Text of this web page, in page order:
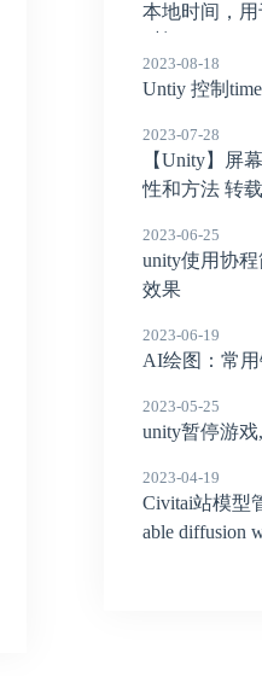
本地时间，
2023-08-18
Untiy 控制
2023-07-28
【Unity】屏
性和方法 转载
2023-06-25
unity使用协
效果
2023-06-19
AI绘图：常
2023-05-25
unity暂停游
2023-04-19
Civitai站模型
able diffusion